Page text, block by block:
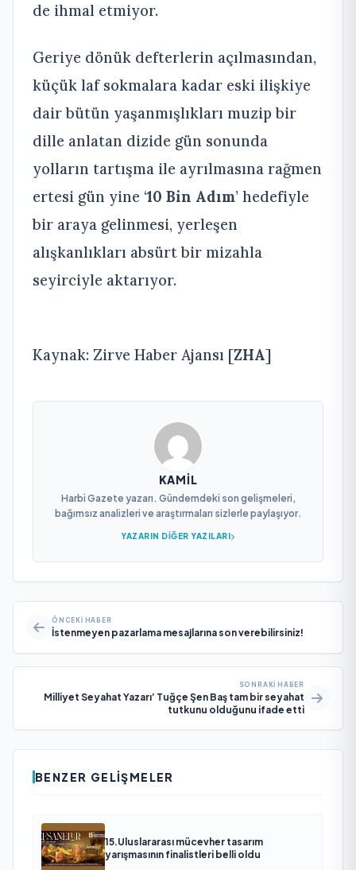
de ihmal etmiyor.
Geriye dönük defterlerin açılmasından,
küçük laf sokmalara kadar eski ilişkiye
dair bütün yaşanmışlıkları muzip bir
dille anlatan dizide gün sonunda
yolların tartışma ile ayrılmasına rağmen
ertesi gün yine ‘10 Bin Adım’ hedefiyle
bir araya gelinmesi, yerleşen
alışkanlıkları absürt bir mizahla
seyirciyle aktarıyor.
Kaynak: Zirve Haber Ajansı [ZHA]
KAMIL
Harbi Gazete yazarı. Gündemdeki son gelişmeleri,
bağımsız analizleri ve araştırmaları sizlerle paylaşıyor.
YAZARIN DIĞER YAZILARI
ÖNCEKI HABER
İstenmeyen pazarlama mesajlarına son verebilirsiniz!
SONRAKI HABER
Milliyet Seyahat Yazarı’ Tuğçe Şen Baş tam bir seyahat
tutkunu olduğunu ifade etti
BENZER GELIŞMELER
15.Uluslararası mücevher tasarım
yarışmasının finalistleri belli oldu